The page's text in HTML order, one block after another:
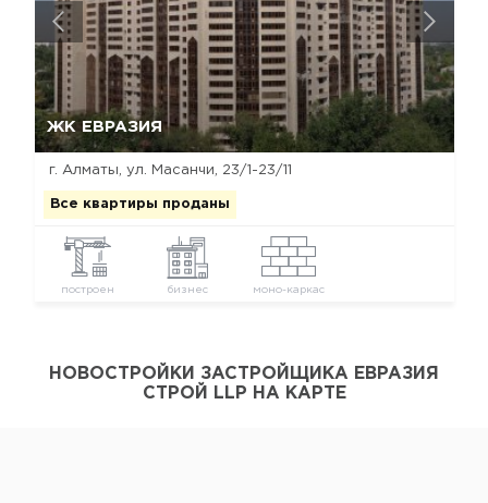
ЖК ЕВРАЗИЯ
г. Алматы, ул. Масанчи, 23/1-23/11
Все квартиры проданы
построен бизнес моно-каркас
Да, удалить Отмена
НОВОСТРОЙКИ ЗАСТРОЙЩИКА ЕВРАЗИЯ
СТРОЙ LLP НА КАРТЕ